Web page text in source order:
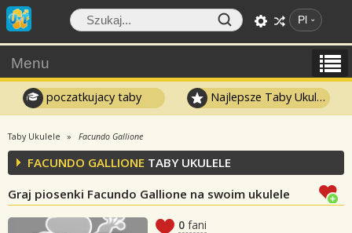
Pl
Menu
poczatkujacy taby Najlepsze Taby Ukulele
Taby Ukulele Facundo Gallione
FACUNDO GALLIONE TABY UKULELE
Graj piosenki Facundo Gallione na swoim ukulele
0 fani